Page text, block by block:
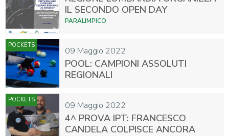
IL SECONDO OPEN DAY
PARALIMPICO
09 Maggio 2022
POCKETS
POOL: CAMPIONI ASSOLUTI
REGIONALI
09 Maggio 2022
POCKETS
4^ PROVA IPT: FRANCESCO
CANDELA COLPISCE ANCORA